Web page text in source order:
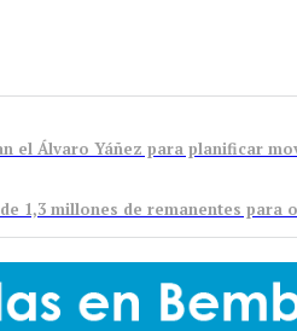
el Álvaro Yáñez para planificar